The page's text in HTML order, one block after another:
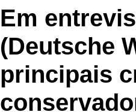
Em
(Deutsche
principais